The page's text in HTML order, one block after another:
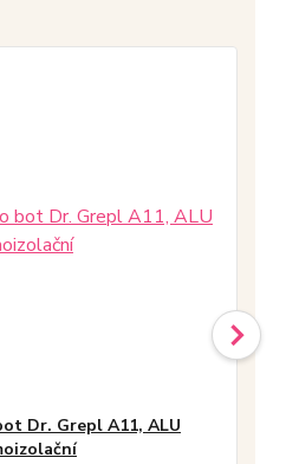
Dr. Grepl A11, ALU